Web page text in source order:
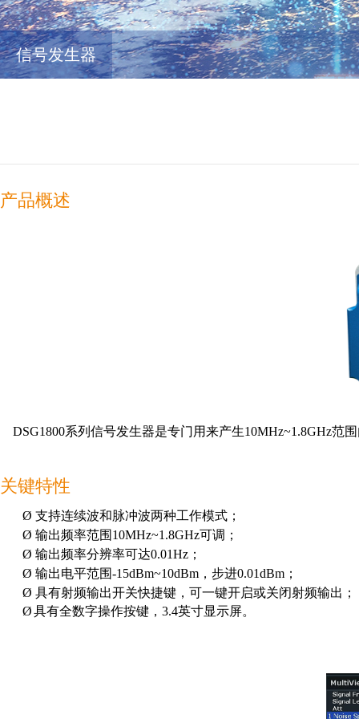
信号发生器
产品概述
DSG1800系列信号发生器是专门用来产生10MHz~1.8GHz范
关键特性
Ø 支持连续波和脉冲波两种工作模式；
Ø 输出频率范围10MHz~1.8GHz可调；
Ø 输出频率分辨率可达0.01Hz；
Ø 输出电平范围-15dBm~10dBm，步进0.01dBm；
Ø 具有射频输出开关快捷键，可一键开启或关闭射频输出；
Ø具有全数字操作按键，3.4英寸显示屏。